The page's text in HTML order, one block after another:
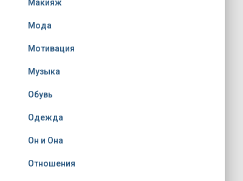
Макияж
Мода
Мотивация
Музыка
Обувь
Одежда
Он и Она
Отношения